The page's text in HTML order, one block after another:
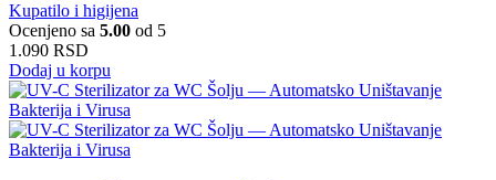
Kupatilo i higijena
Ocenjeno sa 5.00 od 5
1.090 RSD
Dodaj u korpu